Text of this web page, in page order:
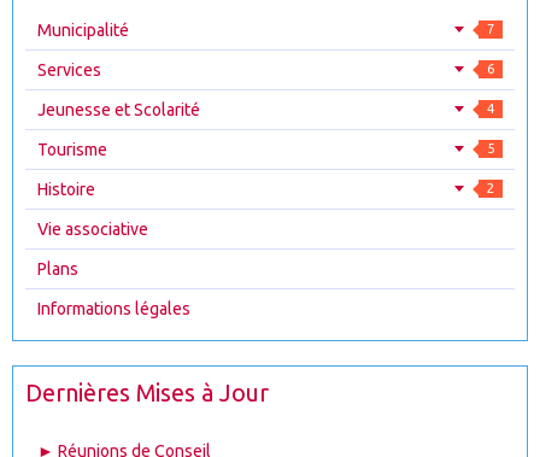
Municipalité 7
Services 6
Jeunesse et Scolarité 4
Tourisme 5
Histoire 2
Vie associative
Plans
Informations légales
Dernières Mises à Jour
► Réunions de Conseil